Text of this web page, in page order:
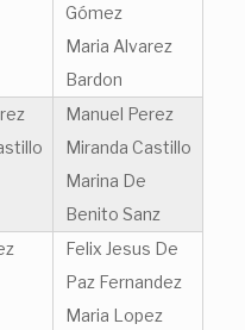
Gómez
Maria Alvarez
Bardon
Manuel Perez
Miranda Castillo
Marina De
Benito Sanz
Felix Jesus De
Paz Fernandez
Maria Lopez